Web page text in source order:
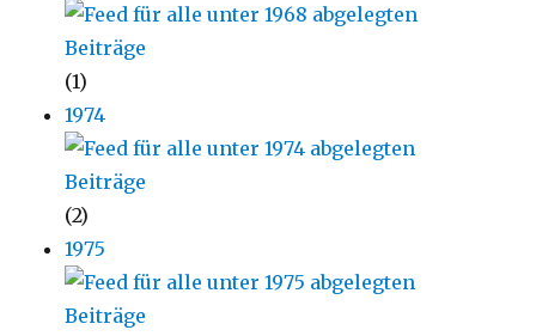
(1)
1974
(2)
1975